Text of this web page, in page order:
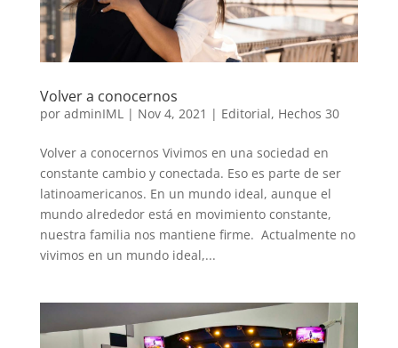
Volver a conocernos
por adminIML| Nov 4, 2021 | Editorial, Hechos 30
Volver a conocernos Vivimos en una sociedad en
constante cambio y conectada. Eso es parte de ser
latinoamericanos. En un mundo ideal, aunque el
mundo alrededor está en movimiento constante,
nuestra familia nos mantiene firme. Actualmente no
vivimos en un mundo ideal,...